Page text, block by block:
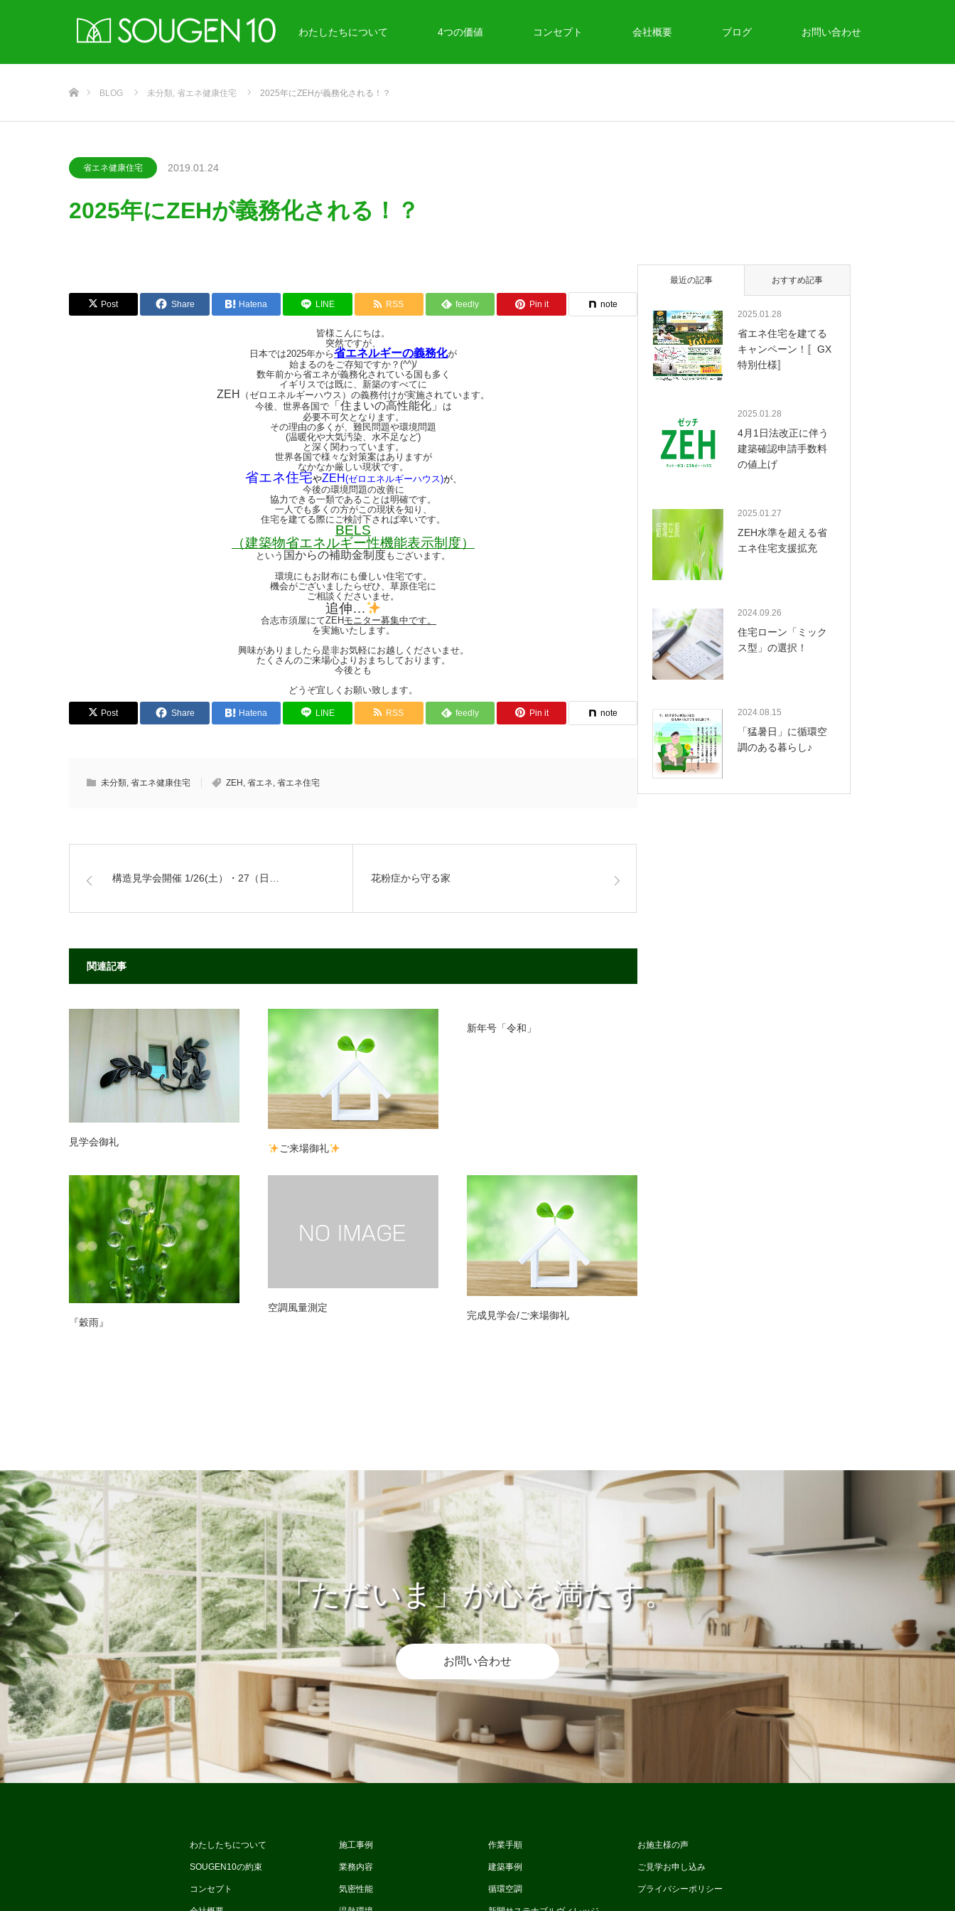
わたしたちについて 4つの価値 コンセプト 会社概要 ブログ お問い合わせ
BLOG 未分類, 省エネ健康住宅 2025年にZEHが義務化される！？
省エネ健康住宅 2019.01.24
2025年にZEHが義務化される！？
Post Share Hatena LINE RSS feedly Pin it note
皆様こんにちは。
突然ですが、
日本では2025年から省エネルギーの義務化が
始まるのをご存知ですか？(^^)/
数年前から省エネが義務化されている国も多く
イギリスでは既に、新築のすべてに
ZEH
（ゼロエネルギーハウス）の義務付けが実施されています。
今後、世界各国で「住まいの高性能化」
は
必要不可欠となります。
その理由の多くが、難民問題や環境問題
(温暖化や大気汚染、水不足など)
と 深く関わっています。
世界各国で様々な対策案はありますが
なかなか厳しい現状です。
省エネ住宅やZEH (ゼロエネルギーハウス)が、
今後の環境問題の改善に
協力できる一類であることは明確です。
一人でも多くの方がこの現状を知り、
住宅を建てる際にご検討下されば幸いです。
BELS
（建築物省エネルギー性機能表示制度）
という 国からの補助金制度もございます。
環境にもお財布にも優しい住宅です。
機会がございましたらぜひ、 草原住宅に
ご相談くださいませ。
追伸…
合志市須屋にてZEH モニター募集中です。
を実施いたします。
興味がありましたら是非お気軽にお越しくださいませ。
たくさんのご来場心よりおまちしております。
今後とも
どうぞ宜しくお願い致します。
Post Share Hatena LINE RSS feedly Pin it note
未分類 省エネ健康住宅 ZEH 省エネ 省エネ住宅
構造見学会開催 1/26(土）・27（日… 花粉症から守る家
関連記事
見学会御礼
ご来場御礼
新年号「令和」
『穀雨』
空調風量測定
完成見学会/ご来場御礼
最近の記事 おすすめ記事
2025.01.28
省エネ住宅を建てる
キャンペーン！〚GX
特別仕様〛
2025.01.28
4月1日法改正に伴う
建築確認申請手数料
の値上げ
2025.01.27
ZEH水準を超える省
エネ住宅支援拡充
2024.09.26
住宅ローン「ミック
ス型」の選択！
2024.08.15
「猛暑日」に循環空
調のある暮らし♪
「ただいま」が心を満たす。
お問い合わせ
わたしたちについて
SOUGEN10の約束
コンセプト
施工事例
業務内容
気密性能
作業手順
建築事例
循環空調
お施主様の声
ご見学お申し込み
プライバシーポリシー